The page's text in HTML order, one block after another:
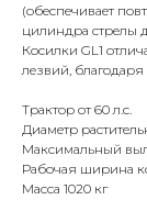
(обеспечивает
цилиндра стрелы
Косилки GL1
лезвий,
Трактор от 60 л.с.
Диаметр
Максимальный
Рабочая ширина
Масса 1020 кг